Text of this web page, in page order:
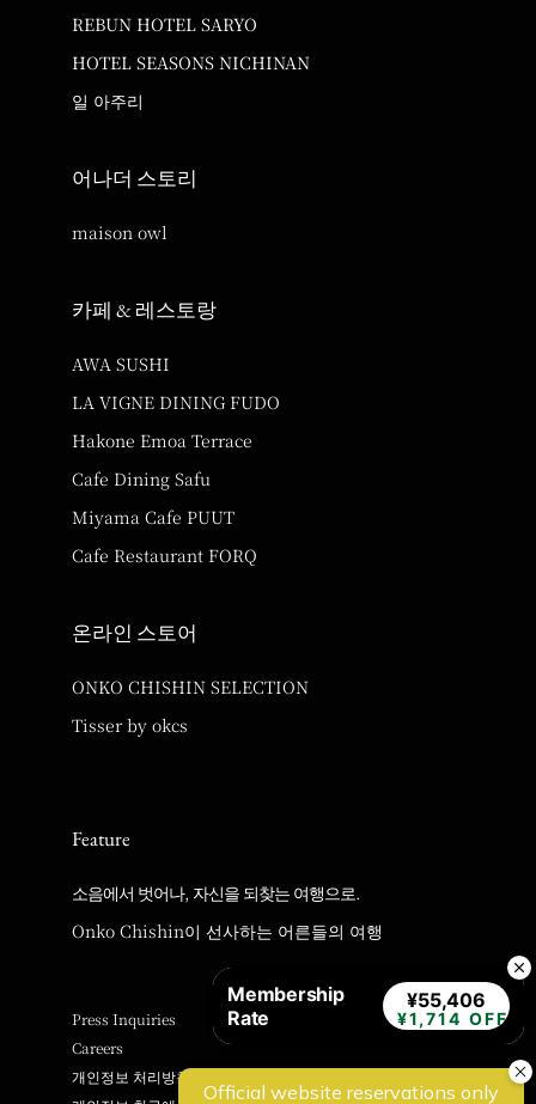
REBUN HOTEL SARYO
HOTEL SEASONS NICHINAN
일 아주리
어나더 스토리
maison owl
카페 & 레스토랑
AWA SUSHI
LA VIGNE DINING FUDO
Hakone Emoa Terrace
Cafe Dining Safu
Miyama Cafe PUUT
Cafe Restaurant FORQ
온라인 스토어
ONKO CHISHIN SELECTION
Tisser by okcs
Feature
소음에서 벗어나, 자신을 되찾는 여행으로.
Onko Chishin이 선사하는 어른들의 여행
Press Inquiries
Careers
개인정보 처리방침
Membership
Rate
¥55,406
¥1,714 OFF